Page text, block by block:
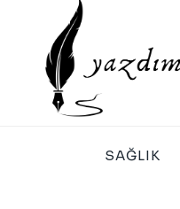
content
SAĞLIK